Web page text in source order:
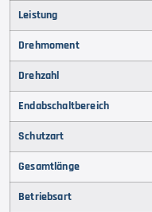
Leistung
Drehmoment
Drehzahl
Endabschaltbereich
Schutzart
Gesamtlänge
Betriebsart